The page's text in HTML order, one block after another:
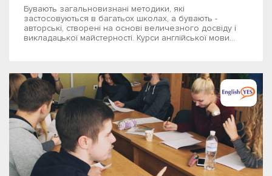
Бувають загальновизнані методики, які
застосовуються в багатьох школах, а бувають -
авторські, створені на основі величезного досвіду і
викладацької майстерності. Курси англійської мови...